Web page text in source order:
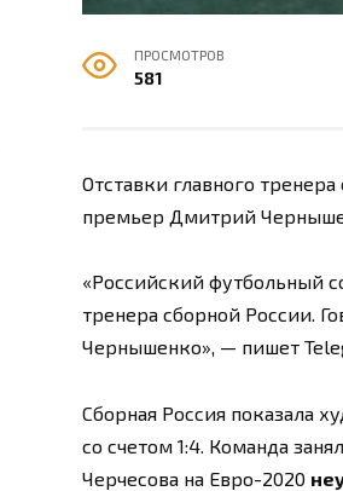
ПРОСМОТРОВ
581
Отставки главного
премьер Дмитрий
«Российский футбольный
тренера сборной России.
Чернышенко», — пишет
Сборная Россия показала
со счетом 1:4. Команда
Черчесова на Евро-2020